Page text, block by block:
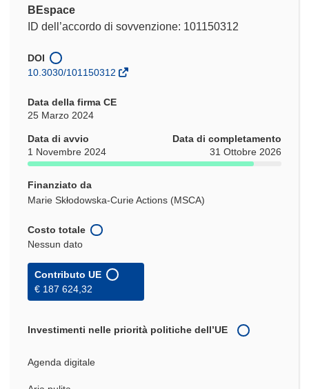
BEspace
ID dell’accordo di sovvenzione: 101150312
DOI
10.3030/101150312
Data della firma CE
25 Marzo 2024
Data di avvio
1 Novembre 2024
Data di completamento
31 Ottobre 2026
Finanziato da
Marie Skłodowska-Curie Actions (MSCA)
Costo totale
Nessun dato
Contributo UE
€ 187 624,32
Investimenti nelle priorità politiche dell’UE
Agenda digitale